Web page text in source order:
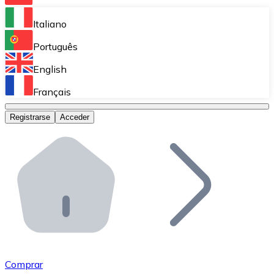
Bitnovo Ramp
Integra nuestra solución en tu plataforma.
Bitnovo Giftcards
Bitnovo OTC
Bitnovo ATM
Integra un ATM Bitnovo en tu negocio y permite que
Bitnovo API
Integra nuestra API en tu ecosistema.
Únete a nuestra red de distribuidores.
Italiano
Português
English
Français
Registrarse Acceder
Comprar